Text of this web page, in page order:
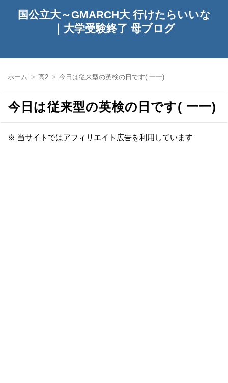
国公立大～GMARCH大 行けたらいいな
｜大学受験終了 母ブログ
ホーム 高2 今日は従来型の英検の日です( 一一)
今日は従来型の英検の日です( 一一)
※ 当サイトではアフィリエイト広告を利用しています